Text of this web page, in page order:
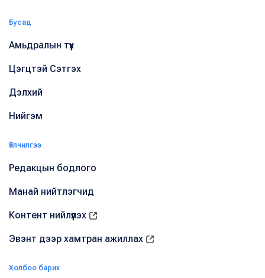
Бусад
Амьдралын түүх
Цэгцтэй Сэтгэх
Дэлхий
Нийгэм
Үйлчилгээ
Редакцын бодлого
Манай нийтлэгчид
Контент нийлүүлэх
Эвэнт дээр хамтран ажиллах
Холбоо барих